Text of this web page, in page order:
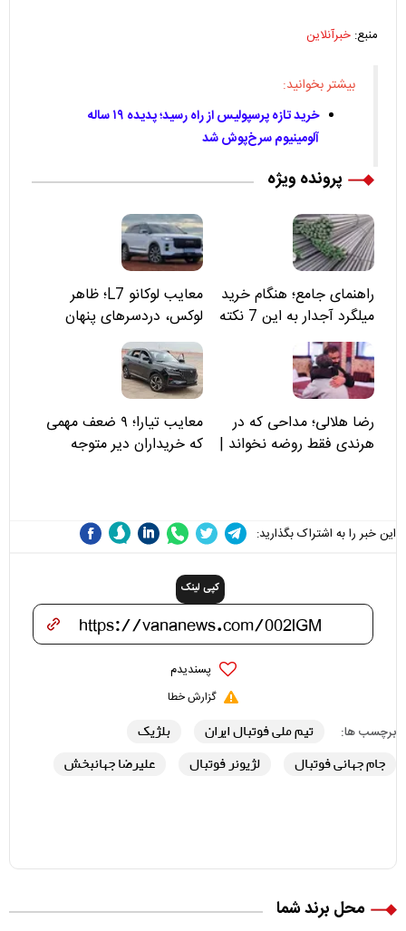
منبع: خبرآنلاین
بیشتر بخوانید:
خرید تازه پرسپولیس از راه رسید؛ پدیده ۱۹ ساله
آلومینیوم سرخ‌پوش شد
پرونده ویژه
راهنمای جامع؛ هنگام خرید
میلگرد آجدار به این 7 نکته
توجه کنید
معایب لوکانو L7؛ ظاهر
لوکس، دردسرهای پنهان
رضا هلالی؛ مداحی که در
هرندی فقط روضه نخواند |
معایب تیارا؛ ۹ ضعف مهمی
که خریداران دیر متوجه
این خبر را به اشتراک بگذارید:
کپی لینک
پسندیدم
گزارش خطا
برچسب ها: تیم ملی فوتبال ایران
بلژیک
جام جهانی فوتبال
لژیونر فوتبال علیرضا جهانبخش
محل برند شما